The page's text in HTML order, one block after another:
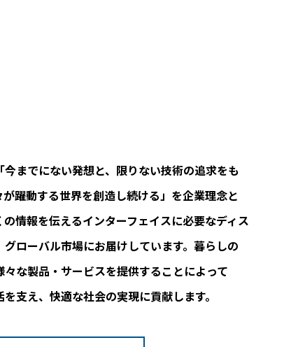
今までにない発想と、限りない技術の追求をも
が躍動する世界を創造し続ける」を企業理念と
の情報を伝えるインターフェイスに必要なディス
グローバル市場にお届けしています。暮らしの
々な製品・サービスを提供することによって
支え、快適な社会の実現に貢献します。